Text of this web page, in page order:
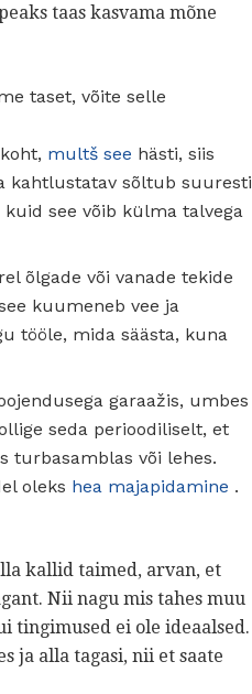
taas kasvama mõne
taset, võite selle
multš see hästi, siis
kahtlustatav sõltub suuresti
see võib külma talvega
õlgade või vanade tekide
kuumeneb vee ja
tööle, mida säästa, kuna
garaažis, umbes
seda perioodiliselt, et
turbasamblas või lehes.
oleks hea majapidamine .
kallid taimed, arvan, et
Nii nagu mis tahes muu
tingimused ei ole ideaalsed.
ja alla tagasi, nii et saate